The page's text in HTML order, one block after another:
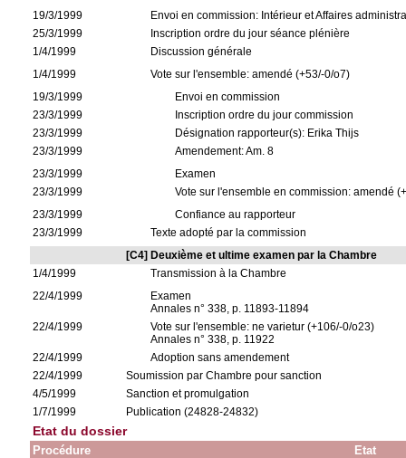
19/3/1999
Envoi en commission: Intérieur et Affaires
25/3/1999
Inscription ordre du jour séance plénière
1/4/1999
Discussion générale
1/4/1999
Vote sur l'ensemble: amendé (+53/-0/o7)
19/3/1999
Envoi en commission
23/3/1999
Inscription ordre du jour commission
23/3/1999
Désignation rapporteur(s): Erika Thijs
23/3/1999
Amendement: Am. 8
23/3/1999
Examen
23/3/1999
Vote sur l'ensemble en commission: amendé
23/3/1999
Confiance au rapporteur
23/3/1999
Texte adopté par la commission
[C4] Deuxième et ultime examen par la Chambre
1/4/1999
Transmission à la Chambre
22/4/1999
Examen
Annales n° 338, p. 11893-11894
22/4/1999
Vote sur l'ensemble: ne varietur (+106/-0/o23)
Annales n° 338, p. 11922
22/4/1999
Adoption sans amendement
22/4/1999
Soumission par Chambre pour sanction
4/5/1999
Sanction et promulgation
1/7/1999
Publication (24828-24832)
Etat du dossier
Procédure Etat